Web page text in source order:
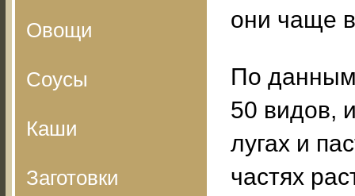
Овощи
Соусы
Каши
Заготовки
они чаще
По данным
50 видов,
лугах и
частях